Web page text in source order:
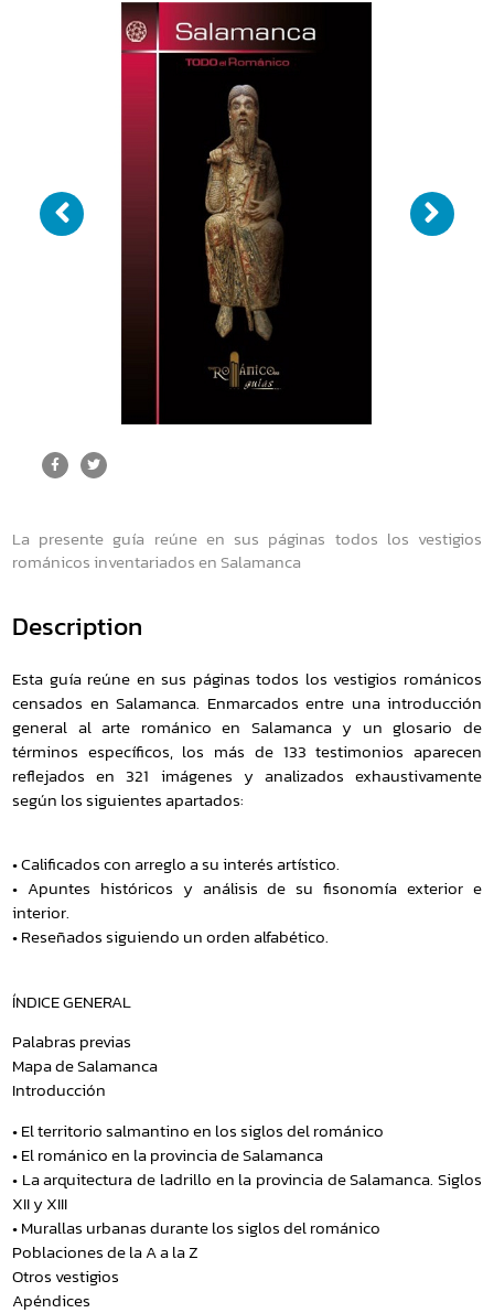
La presente guía reúne en sus páginas todos los vestigios
románicos inventariados en Salamanca
Description
Esta guía reúne en sus páginas todos los vestigios románicos
censados en Salamanca. Enmarcados entre una introducción
general al arte románico en Salamanca y un glosario de
términos específicos, los más de 133 testimonios aparecen
reflejados en 321 imágenes y analizados exhaustivamente
según los siguientes apartados:
• Calificados con arreglo a su interés artístico.
• Apuntes históricos y análisis de su fisonomía exterior e
interior.
• Reseñados siguiendo un orden alfabético.
ÍNDICE GENERAL
Palabras previas
Mapa de Salamanca
Introducción
• El territorio salmantino en los siglos del románico
• El románico en la provincia de Salamanca
• La arquitectura de ladrillo en la provincia de Salamanca. Siglos
XII y XIII
• Murallas urbanas durante los siglos del románico
Poblaciones de la A a la Z
Otros vestigios
Apéndices